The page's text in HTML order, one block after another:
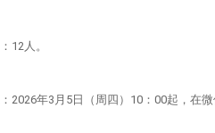
12人。
2026年3月5日（周四）10：00起，在